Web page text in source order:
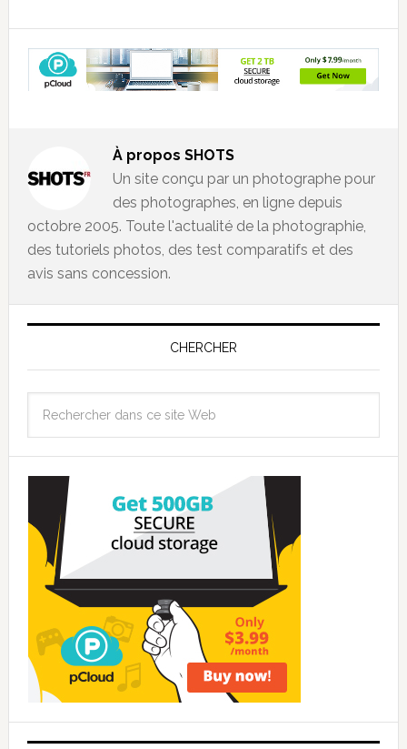
À propos SHOTS
Un site conçu par un photographe pour
des photographes, en ligne depuis
octobre 2005. Toute l'actualité de la photographie,
des tutoriels photos, des test comparatifs et des
avis sans concession.
CHERCHER